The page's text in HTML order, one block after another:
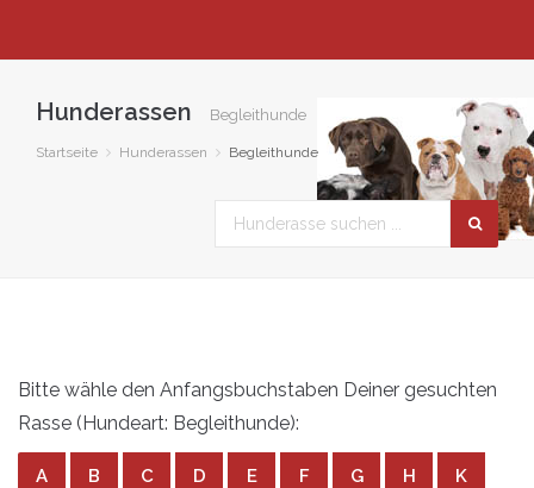
Hunderassen Begleithunde
Startseite Hunderassen Begleithunde
Bitte wähle den Anfangsbuchstaben Deiner gesuchten
Rasse (Hundeart: Begleithunde):
A B C D E F G H K